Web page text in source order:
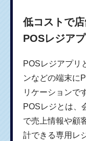
低コストで
POSレジア
POSレジアプリ
ンなどの端末に
リケーションで
POSレジとは、
で売上情報や顧
計できる専用レ